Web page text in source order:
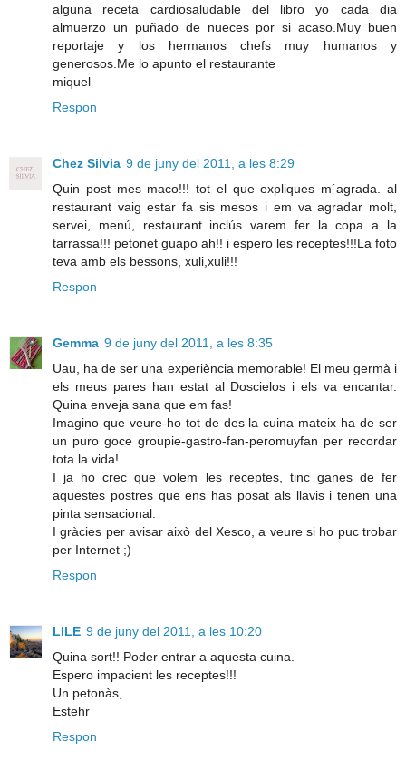
alguna receta cardiosaludable del libro yo cada dia
almuerzo un puñado de nueces por si acaso.Muy buen
reportaje y los hermanos chefs muy humanos y
generosos.Me lo apunto el restaurante
miquel
Respon
Chez Silvia 9 de juny del 2011, a les 8:29
Quin post mes maco!!! tot el que expliques m´agrada. al
restaurant vaig estar fa sis mesos i em va agradar molt,
servei, menú, restaurant inclús varem fer la copa a la
tarrassa!!! petonet guapo ah!! i espero les receptes!!!La foto
teva amb els bessons, xuli,xuli!!!
Respon
Gemma 9 de juny del 2011, a les 8:35
Uau, ha de ser una experiència memorable! El meu germà i
els meus pares han estat al Doscielos i els va encantar.
Quina enveja sana que em fas!
Imagino que veure-ho tot de des la cuina mateix ha de ser
un puro goce groupie-gastro-fan-peromuyfan per recordar
tota la vida!
I ja ho crec que volem les receptes, tinc ganes de fer
aquestes postres que ens has posat als llavis i tenen una
pinta sensacional.
I gràcies per avisar això del Xesco, a veure si ho puc trobar
per Internet ;)
Respon
LILE 9 de juny del 2011, a les 10:20
Quina sort!! Poder entrar a aquesta cuina.
Espero impacient les receptes!!!
Un petonàs,
Estehr
Respon